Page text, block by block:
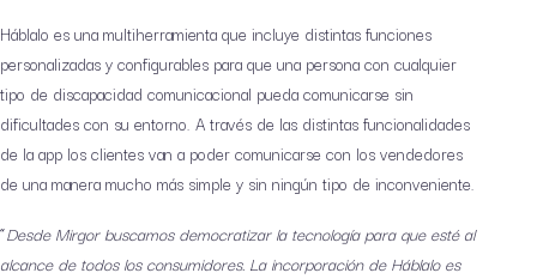
Háblalo es una multiherramienta que incluye distintas funciones
personalizadas y configurables para que una persona con cualquier
tipo de discapacidad comunicacional pueda comunicarse sin
dificultades con su entorno. A través de las distintas funcionalidades
de la app los clientes van a poder comunicarse con los vendedores
de una manera mucho más simple y sin ningún tipo de inconveniente.
“Desde Mirgor buscamos democratizar la tecnología para que esté al
alcance de todos los consumidores. La incorporación de Háblalo es